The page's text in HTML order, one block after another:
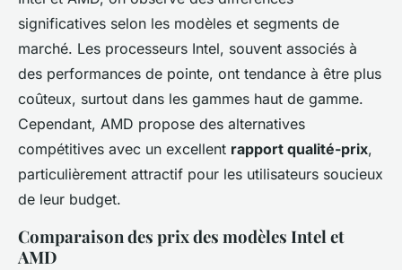
significatives selon les modèles et segments de
marché. Les processeurs Intel, souvent associés à
des performances de pointe, ont tendance à être plus
coûteux, surtout dans les gammes haut de gamme.
Cependant, AMD propose des alternatives
compétitives avec un excellent rapport qualité-prix,
particulièrement attractif pour les utilisateurs soucieux
de leur budget.
Comparaison des prix des modèles Intel et
AMD